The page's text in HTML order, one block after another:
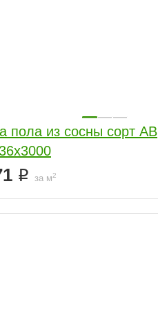
пола из сосны сорт АВ
за м2